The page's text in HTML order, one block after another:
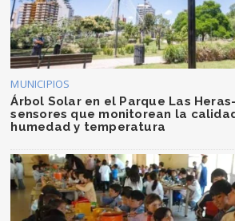
MUNICIPIOS
Árbol Solar en el Parque Las
sensores que monitorean la
humedad y temperatura